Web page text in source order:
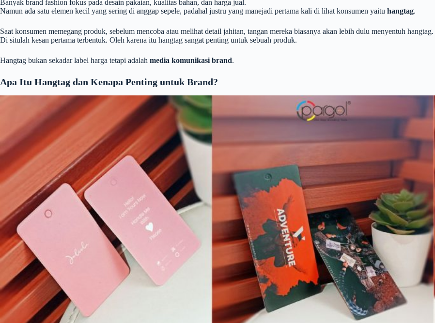
Banyak brand fashion fokus pada desain pakaian, kualitas bahan, dan harga jual.
Namun ada satu elemen kecil yang sering di anggap sepele, padahal justru yang manejadi pertama kali di lihat konsumen yaitu hangtag.
Saat konsumen memegang produk, sebelum mencoba atau melihat detail jahitan, tangan mereka biasanya akan lebih dulu menyentuh hangtag.
Di situlah kesan pertama terbentuk. Oleh karena itu hangtag sangat penting untuk sebuah produk.
Hangtag bukan sekadar label harga tetapi adalah media komunikasi brand.
Apa Itu Hangtag dan Kenapa Penting untuk Brand?